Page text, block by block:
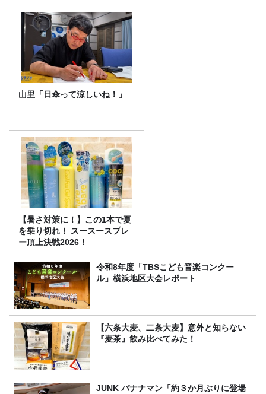
山里「日傘って涼しいね！」
【暑さ対策に！】この1本で夏
を乗り切れ！ スースースプレ
ー頂上決戦2026！
令和8年度「TBSこども音楽コンクー
ル」横浜地区大会レポート
【六条大麦、二条大麦】意外と知らない
『麦茶』飲み比べてみた！
JUNK バナナマン「約３か月ぶりに登場